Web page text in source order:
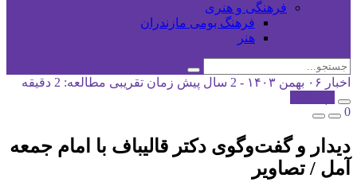
فرهنگی و هنری
فرهنگ بومی مازندران
هنر
اخبار ۰۶ بهمن ۱۴۰۳ - 2 سال پیش
زمان تقریبی مطالعه: 2 دقیقه
0
دیدار و گفت‌وگوی دکتر قالیباف با امام جمعه
آمل / تصاویر